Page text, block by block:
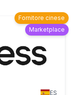
Fornitore cinese
Marketplace
ES